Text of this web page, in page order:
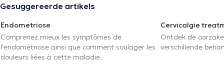
Gesuggereerde artikels
Endometriose
Comprenez mieux les symptômes de
l'endométriose ainsi que comment soulager les
douleurs liées à cette maladie.
Cervicalgie
Ontdek de
verschillende